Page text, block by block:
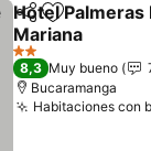
CompartirAgregar a
Hotel Palmeras
Mariana
Ver precios
2 Estrellas
8,3 Muy bueno
Bucaramanga
Habitaciones con